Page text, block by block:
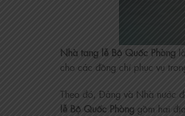
Nhà tang lễ Bộ Quốc Phòng
cho các đồng chí phục vụ
Theo đó, Đảng và Nhà nước
lễ Bộ Quốc Phòng gồm hai